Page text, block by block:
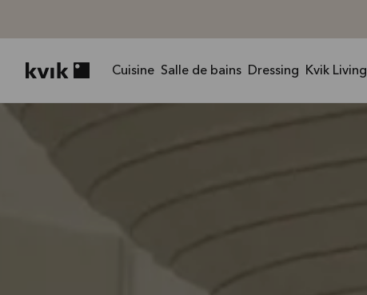
Cuisine Salle de bains Dressing Kvik Living